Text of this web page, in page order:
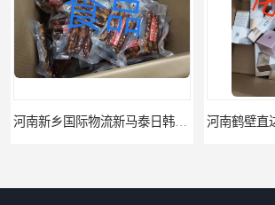
河南新乡国际物流新马泰日韩菲律宾老挝缅甸印尼柬埔寨双清包税 河南鹤壁直达美国欧洲到门国际快递药品口罩洗手液消毒水防护衣